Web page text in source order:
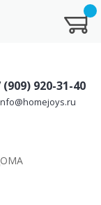
(909) 920-31-40